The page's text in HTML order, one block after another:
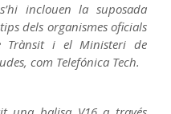
inclouen la suposada
dels organismes oficials
Trànsit i el Ministeri de
com Telefónica Tech.